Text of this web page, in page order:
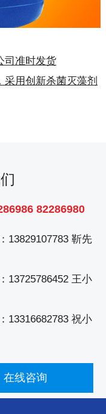
司准时发货
用创新杀菌灭藻剂
82286980
13829107783 靳先
13725786452 王小
13316682783 祝小
在线咨询